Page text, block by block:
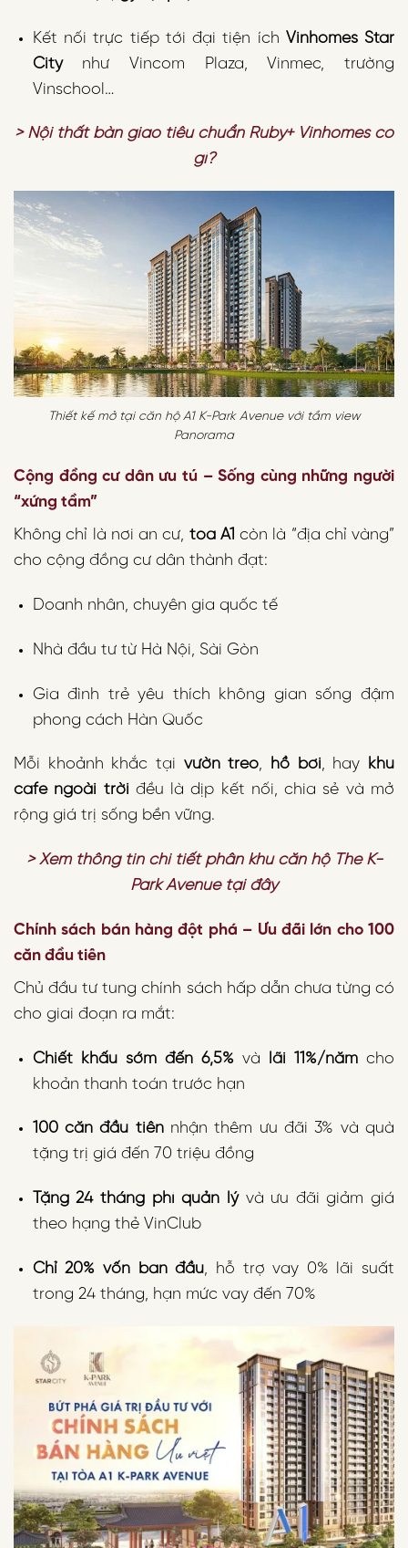
Kết nối trực tiếp tới đại tiện ích Vinhomes Star
Citynhư Vincom Plaza, Vinmec, trường
Vinschool…
> Nội thất bàn giao tiêu chuẩn Ruby+ Vinhomes có
gì?
Thiết kế mở tại căn hộ A1 K-Park Avenue với tầm view
Panorama
Cộng đồng cư dân ưu tú – Sống cùng những người
“xứng tầm”
Không chỉ là nơi an cư, tòa A1 còn là “địa chỉ vàng”
cho cộng đồng cư dân thành đạt:
Doanh nhân, chuyên gia quốc tế
Nhà đầu tư từ Hà Nội, Sài Gòn
Gia đình trẻ yêu thích không gian sống đậm
phong cách Hàn Quốc
Mỗi khoảnh khắc tại vườn treo, hồ bơi, hay
khu
cafe ngoài trời đều là dịp kết nối, chia sẻ và mở
rộng giá trị sống bền vững.
> Xem thông tin chi tiết phân khu căn hộ The K-
Park Avenue tại đây
Chính sách bán hàng đột phá – Ưu đãi lớn cho 100
căn đầu tiên
Chủ đầu tư tung chính sách hấp dẫn chưa từng có
cho giai đoạn ra mắt:
Chiết khấu sớm đến 6,5%và lãi 11%/năm cho
khoản thanh toán trước hạn
100 căn đầu tiênnhận thêm ưu đãi 3% và quà
tặng trị giá đến 70 triệu đồng
Tặng 24 tháng phí quản lývà ưu đãi giảm giá
theo hạng thẻ VinClub
Chỉ 20% vốn ban đầu, hỗ trợ vay 0% lãi suất
trong 24 tháng, hạn mức vay đến 70%